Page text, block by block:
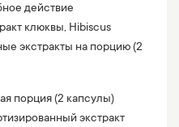
действие
клюквы, Hibiscus
экстракты на порцию (2
порция (2 капсулы)
экстракт